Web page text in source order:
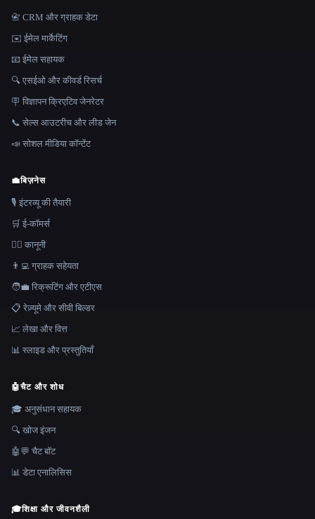
📇 CRM और ग्राहक डेटा
✉️ ईमेल मार्केटिंग
📧 ईमेल सहायक
🔍 एसईओ और कीवर्ड रिसर्च
🪧 विज्ञापन क्रिएटिव जेनरेटर
📞 सेल्स आउटरीच और लीड जेन
📣 सोशल मीडिया कॉन्टेंट
💼बिज़नेस
🎙️ इंटरव्यू की तैयारी
🛒 ई-कॉमर्स
👩‍⚖️ कानूनी
👨‍💻 ग्राहक सहेयता
🧑‍💼 रिक्रूटिंग और एटीएस
📋 रेज़्यूमे और सीवी बिल्डर
📈 लेखा और वित्त
📊 स्लाइड और प्रस्तुतियाँ
🤖चैट और शोध
🎓 अनुसंधान सहायक
🔍 खोज इंजन
🤖💬 चैट बॉट
📊 डेटा एनालिसिस
🎓शिक्षा और जीवनशैली